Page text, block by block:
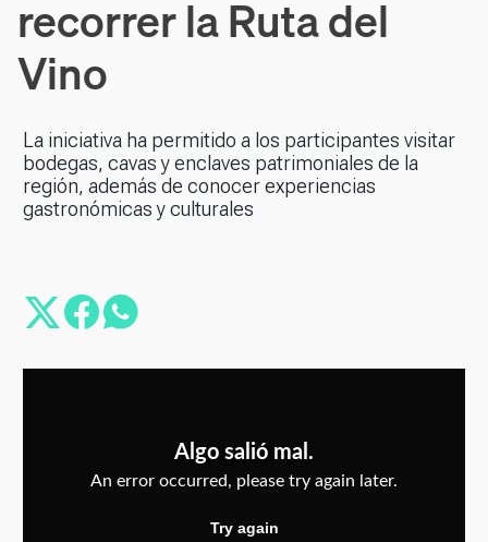
recorrer la Ruta del
Vino
La iniciativa ha permitido a los participantes visitar
bodegas, cavas y enclaves patrimoniales de la
región, además de conocer experiencias
gastronómicas y culturales